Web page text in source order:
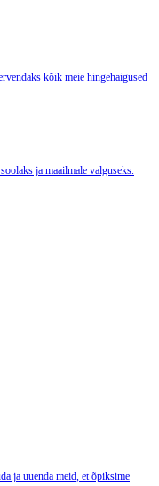
kõik meie hingehaigused
ja maailmale valguseks.
ja uuenda meid, et õpiksime